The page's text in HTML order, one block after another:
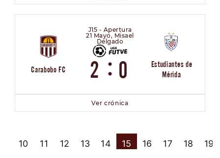
Carabobo FC
J15 - Apertura
21 Mayo, Misael
Delgado
2 : 0
Estudiantes de
Mérida
Ver crónica
10 11 12 13 14 15 16 17 18 19